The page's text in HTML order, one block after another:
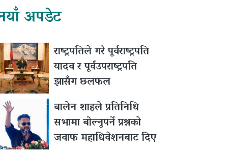
अपडेट
राष्ट्रपतिले गरे पूर्वराष्ट्रपति
यादव र पूर्वउपराष्ट्रपति
झासँग छलफल
बालेन शाहले प्रतिनिधि
सभामा बोल्नुपर्ने प्रश्नकाे
जवाफ महाधिवेशनबाट दिए